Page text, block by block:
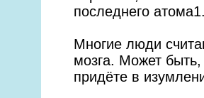
последнего
Многие люди
мозга. Может
придёте в